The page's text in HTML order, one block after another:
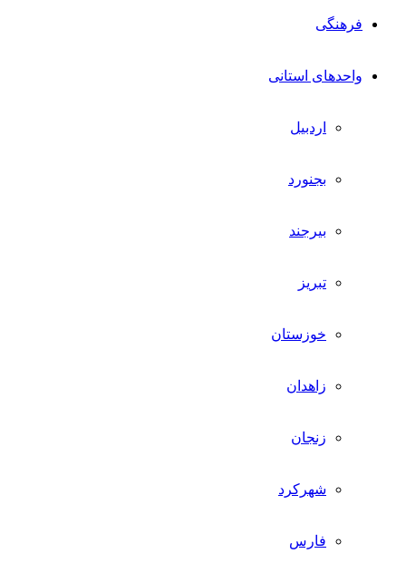
فرهنگی
واحدهای استانی
اردبیل
بجنورد
بیرجند
تبریز
خوزستان
زاهدان
زنجان
شهرکرد
فارس